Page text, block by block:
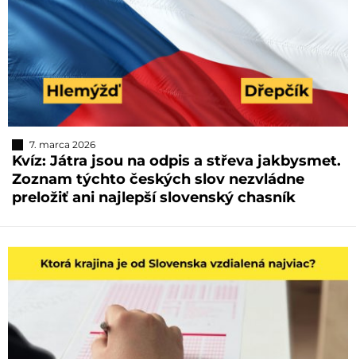
7. marca 2026
Kvíz: Játra jsou na odpis a střeva jakbysmet.
Zoznam týchto českých slov nezvládne
preložiť ani najlepší slovenský chasník